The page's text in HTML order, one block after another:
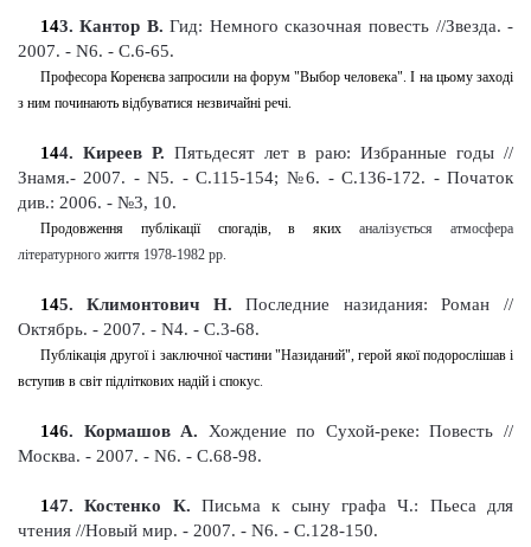
143. Кантор В. Гид: Немного сказочная повесть //Звезда. -
2007. - N6. - С.6-65.
Професора Коренєва запросили на форум "Выбор человека". І на цьому заході
з ним починають відбуватися незвичайні речі.
144. Киреев Р. Пятьдесят лет в раю: Избранные годы //
Знамя.- 2007. - N5. - С.115-154; №6. - С.136-172. -Початок
див.: 2006. - №3, 10.
Продовження публікації спогадів, в якиханалізується атмосфера
літературного життя 1978-1982 рр.
145. Климонтович Н.Последние назидания: Роман //
Октябрь. - 2007. - N4. - С.3-68.
Публікація другої і заключної частини "Назиданий", герой якої подорослішав і
вступив в світ підліткових надій і спокус.
146. Кормашов А. Хождение по Сухой-реке: Повесть //
Москва. - 2007. - N6. - С.68-98.
147. Костенко К. Письма к сыну графа Ч.: Пьеса для
чтения //Новый мир. - 2007. - N6. - С.128-150.